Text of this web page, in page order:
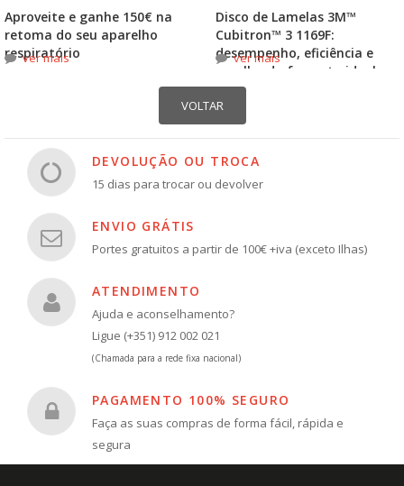
Aproveite e ganhe 150€ na
retoma do seu aparelho
respiratório
ver mais
Disco de Lamelas 3M™
Cubitron™ 3 1169F:
desempenho, eficiência e
escolha do formato ideal
ver mais
DEVOLUÇÃO OU TROCA
15 dias para trocar ou devolver
ENVIO GRÁTIS
Portes gratuitos a partir de 100€ +iva (exceto Ilhas)
ATENDIMENTO
Ajuda e aconselhamento?
Ligue (+351) 912 002 021
(Chamada para a rede fixa nacional)
PAGAMENTO 100% SEGURO
Faça as suas compras de forma fácil, rápida e
segura